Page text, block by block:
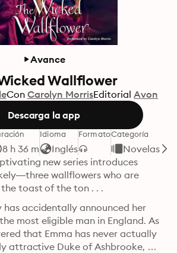
Avance
Wallflower
Con Carolyn MorrisEditorial Avon
Descarga la app
8 h 36 m
Idioma
Inglés
FormatoCategoría
Novelas
new series introduces
wallflowers who are
toast of the ton . . .
has accidentally announced her
most eligible man in England. As
that Emma has never actually
attractive Duke of Ashbrooke,